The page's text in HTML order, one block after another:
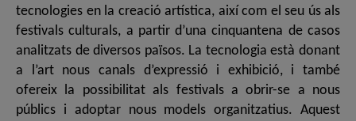
tecnologies en la creació artística, així com el seu ús als
festivals culturals, a partir d’una cinquantena de casos
analitzats de diversos països. La tecnologia està donant
a l’art nous canals d’expressió i exhibició, i també
ofereix la possibilitat als festivals a obrir-se a nous
públics i adoptar nous models organitzatius. Aquest